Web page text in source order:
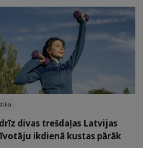
divas trešdaļas Latvijas
ikdienā kustas pārāk